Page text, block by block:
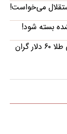
می‌خواست!
بسته شود!
تعرفه جدید ترامپ علیه چین؛ قیمت جهانی طلا ۶۰ دلار گران